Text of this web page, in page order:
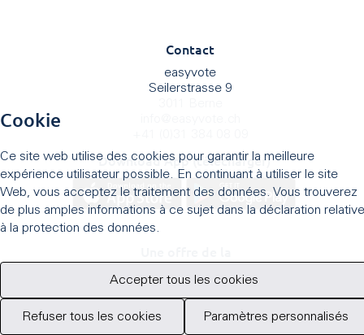
Contact
easyvote
Seilerstrasse 9
Download App (télécharger)
Cookie
Ce site web utilise des cookies pour garantir la meilleure
expérience utilisateur possible. En continuant à utiliser le site
Web, vous acceptez le traitement des données. Vous trouverez
de plus amples informations à ce sujet dans la déclaration relative
à la protection des données.
Accepter tous les cookies
Refuser tous les cookies Paramètres personnalisés